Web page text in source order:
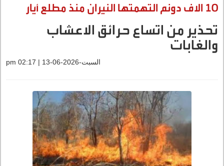
10 الاف دونم التهمتها النيران منذ مطلع أيار
تحذير من اتساع حرائق الاعشاب
والغابات
السبت-2026-06-13 | 02:17 pm